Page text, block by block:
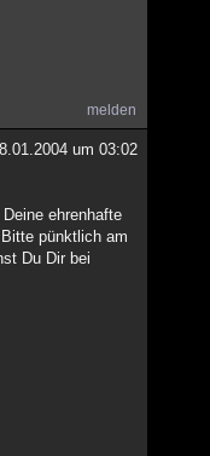
melden
um 03:02
ehrenhafte
pünktlich am
Du Dir bei